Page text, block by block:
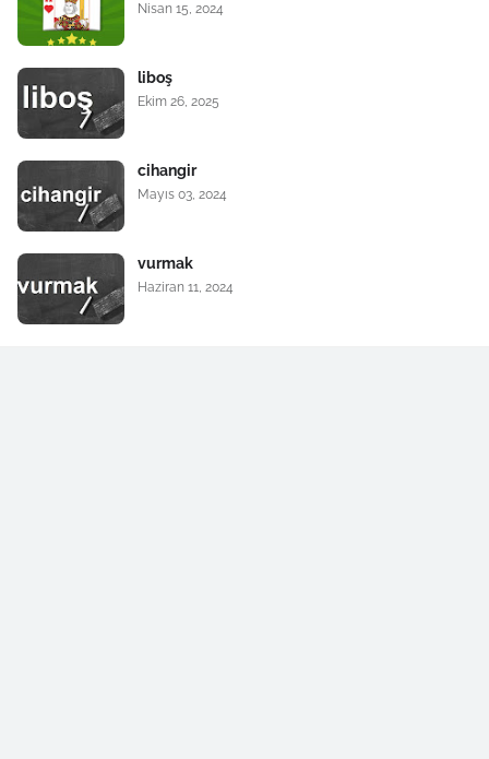
Nisan 15, 2024
liboş
Ekim 26, 2025
cihangir
Mayıs 03, 2024
vurmak
Haziran 11, 2024